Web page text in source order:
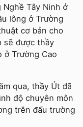
Tây Ninh ở
lông ở Trường
cơ bản cho
sẽ được thầy
ở Trường Cao
qua, thầy Út đã
độ chuyên môn
trên đấu trường